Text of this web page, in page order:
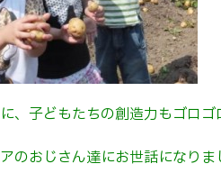
、子どもたちの創造力もゴロゴ
のおじさん達にお世話になりま